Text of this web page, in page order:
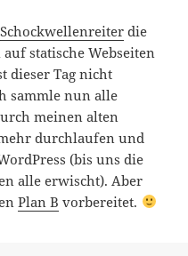
Schockwellenreiter die
statische Webseiten
dieser Tag nicht
sammle nun alle
meinen alten
durchlaufen und
(bis uns die
alle erwischt). Aber
Plan B vorbereitet.